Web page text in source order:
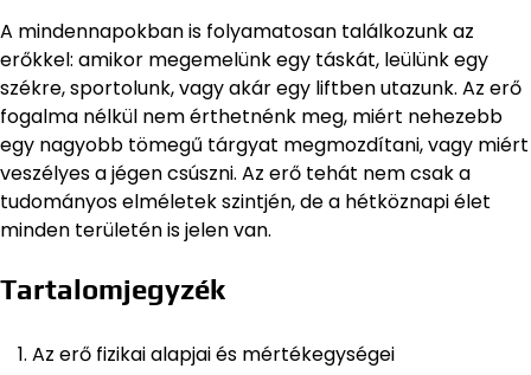
A mindennapokban is folyamatosan találkozunk az
erőkkel: amikor megemelünk egy táskát, leülünk egy
székre, sportolunk, vagy akár egy liftben utazunk. Az erő
fogalma nélkül nem érthetnénk meg, miért nehezebb
egy nagyobb tömegű tárgyat megmozdítani, vagy miért
veszélyes a jégen csúszni. Az erő tehát nem csak a
tudományos elméletek szintjén, de a hétköznapi élet
minden területén is jelen van.
Tartalomjegyzék
Az erő fizikai alapjai és mértékegységei